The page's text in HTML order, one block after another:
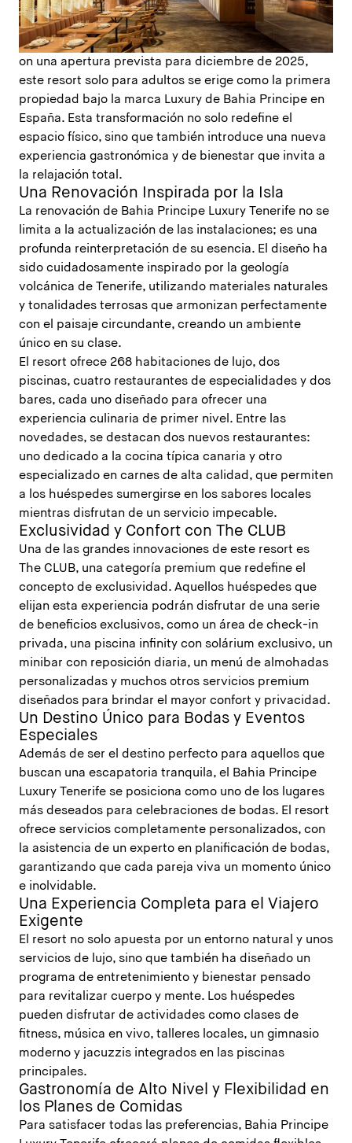
on una apertura prevista para diciembre de 2025,
este resort solo para adultos se erige como la primera
propiedad bajo la marca Luxury de Bahia Principe en
España. Esta transformación no solo redefine el
espacio físico, sino que también introduce una nueva
experiencia gastronómica y de bienestar que invita a
la relajación total.
Una Renovación Inspirada por la Isla
La renovación de Bahia Principe Luxury Tenerife no se
limita a la actualización de las instalaciones; es una
profunda reinterpretación de su esencia. El diseño ha
sido cuidadosamente inspirado por la geología
volcánica de Tenerife, utilizando materiales naturales
y tonalidades terrosas que armonizan perfectamente
con el paisaje circundante, creando un ambiente
único en su clase.
El resort ofrece 268 habitaciones de lujo, dos
piscinas, cuatro restaurantes de especialidades y dos
bares, cada uno diseñado para ofrecer una
experiencia culinaria de primer nivel. Entre las
novedades, se destacan dos nuevos restaurantes:
uno dedicado a la cocina típica canaria y otro
especializado en carnes de alta calidad, que permiten
a los huéspedes sumergirse en los sabores locales
mientras disfrutan de un servicio impecable.
Exclusividad y Confort con The CLUB
Una de las grandes innovaciones de este resort es
The CLUB, una categoría premium que redefine el
concepto de exclusividad. Aquellos huéspedes que
elijan esta experiencia podrán disfrutar de una serie
de beneficios exclusivos, como un área de check-in
privada, una piscina infinity con solárium exclusivo, un
minibar con reposición diaria, un menú de almohadas
personalizadas y muchos otros servicios premium
diseñados para brindar el mayor confort y privacidad.
Un Destino Único para Bodas y Eventos
Especiales
Además de ser el destino perfecto para aquellos que
buscan una escapatoria tranquila, el Bahia Principe
Luxury Tenerife se posiciona como uno de los lugares
más deseados para celebraciones de bodas. El resort
ofrece servicios completamente personalizados, con
la asistencia de un experto en planificación de bodas,
garantizando que cada pareja viva un momento único
e inolvidable.
Una Experiencia Completa para el Viajero
Exigente
El resort no solo apuesta por un entorno natural y unos
servicios de lujo, sino que también ha diseñado un
programa de entretenimiento y bienestar pensado
para revitalizar cuerpo y mente. Los huéspedes
pueden disfrutar de actividades como clases de
fitness, música en vivo, talleres locales, un gimnasio
moderno y jacuzzis integrados en las piscinas
principales.
Gastronomía de Alto Nivel y Flexibilidad en
los Planes de Comidas
Para satisfacer todas las preferencias, Bahia Principe